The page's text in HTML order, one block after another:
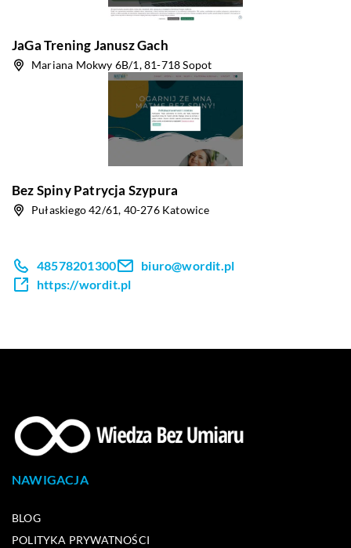
JaGa Trening Janusz Gach
Mariana Mokwy 6B/1, 81-718 Sopot
Bez Spiny Patrycja Szypura
Pułaskiego 42/61, 40-276 Katowice
48578201300
biuro@wordit.pl
https://wordit.pl
NAWIGACJA
BLOG
POLITYKA PRYWATNOŚCI